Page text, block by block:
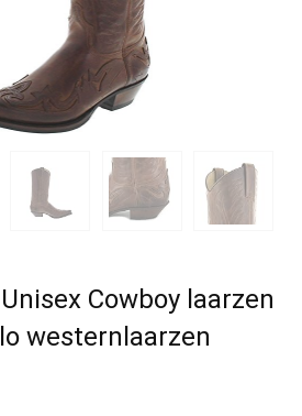
Cowboy laarzen
westernlaarzen